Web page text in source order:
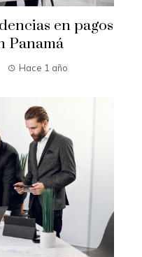
en pagos
Panamá
Hace 1 año